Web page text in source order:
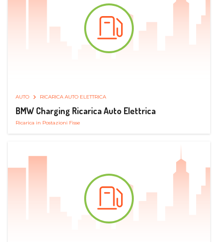
AUTO RICARICA AUTO ELETTRICA
BMW Charging Ricarica Auto Elettrica
Ricarica in Postazioni Fisse